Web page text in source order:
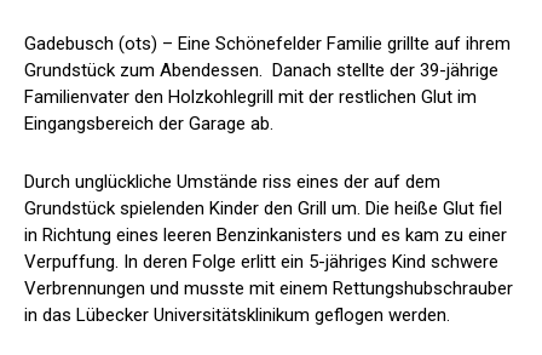
Gadebusch (ots) – Eine Schönefelder Familie grillte auf ihrem
Grundstück zum Abendessen. Danach stellte der 39-jährige
Familienvater den Holzkohlegrill mit der restlichen Glut im
Eingangsbereich der Garage ab.
Durch unglückliche Umstände riss eines der auf dem
Grundstück spielenden Kinder den Grill um. Die heiße Glut fiel
in Richtung eines leeren Benzinkanisters und es kam zu einer
Verpuffung. In deren Folge erlitt ein 5-jähriges Kind schwere
Verbrennungen und musste mit einem Rettungshubschrauber
in das Lübecker Universitätsklinikum geflogen werden.